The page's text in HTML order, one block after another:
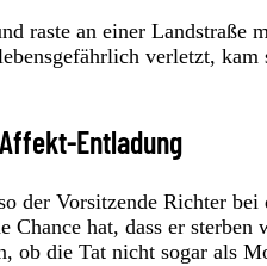
raste an einer Landstraße
verletzt,
Entladung
der Vorsitzende Richter
Chance hat, dass er
ob die Tat nicht sogar als